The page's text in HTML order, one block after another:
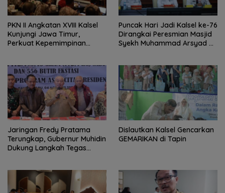
PKN II Angkatan XVIII Kalsel
Kunjungi Jawa Timur,
Perkuat Kepemimpinan
Puncak Hari Jadi Kalsel ke-76
Dirangkai Peresmian Masjid
Syekh Muhammad Arsyad Al
Jaringan Fredy Pratama
Terungkap, Gubernur Muhidin
Dukung Langkah Tegas
Dislautkan Kalsel Gencarkan
GEMARIKAN di Tapin